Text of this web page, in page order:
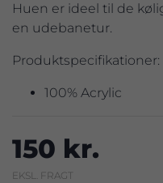
Huen er ideel til de
en udebanetur.
Produktspecifikationer:
100% Acrylic
150 kr.
EKSL. FRAGT